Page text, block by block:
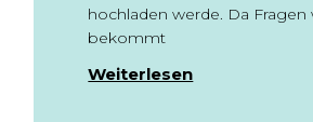
hochladen werde. Da Fragen
bekommt
Weiterlesen